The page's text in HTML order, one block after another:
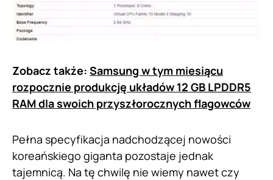
Zobacz także: Samsung w tym miesiącu
rozpocznie produkcję układów 12 GB LPDDR5
RAM dla swoich przyszłorocznych flagowców
Pełna specyfikacja nadchodzącej nowości
koreańskiego giganta pozostaje jednak
tajemnicą. Na tę chwilę nie wiemy nawet czy